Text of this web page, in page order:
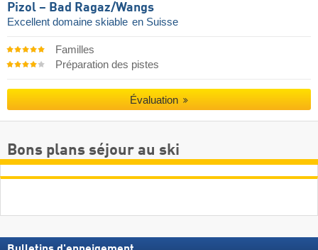
Pizol – Bad Ragaz/​Wangs
Excellent domaine skiable en Suisse
Familles
Préparation des pistes
Évaluation
Bons plans séjour au ski